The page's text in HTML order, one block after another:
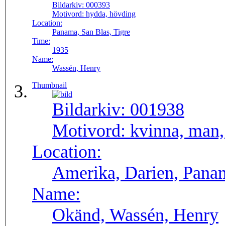
Bildarkiv: 000393
Motivord: hydda, hövding
Location:
Panama, San Blas, Tigre
Time:
1935
Name:
Wassén, Henry
Thumbnail
Bildarkiv: 001938
Motivord: kvinna,
Location:
Amerika, Darien,
Name:
Okänd, Wassén, Henry